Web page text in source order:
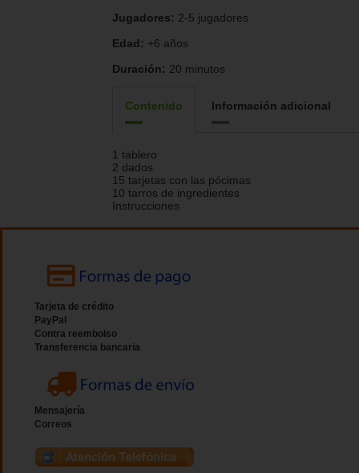
Jugadores: 2-5 jugadores
Edad: +6 años
Duración: 20 minutos
Contenido Información adicional
1 tablero
2 dados
15 tarjetas con las pócimas
10 tarros de ingredientes
Instrucciones
Tarjeta de crédito
PayPal
Contra reembolso
Transferencia bancaria
Mensajería
Correos